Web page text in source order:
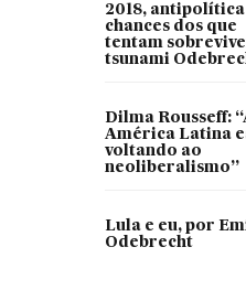
2018, antipolítica
chances dos que
tentam
tsunami
Dilma Rousseff:
América Latina
voltando ao
neoliberalismo”
Lula e eu, por
Odebrecht